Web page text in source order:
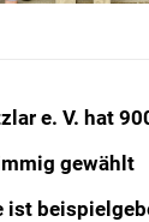
e. V. hat
gewählt
ist